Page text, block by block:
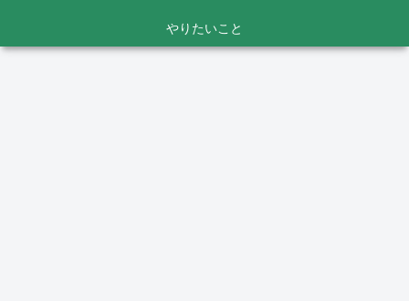
やりたいこと